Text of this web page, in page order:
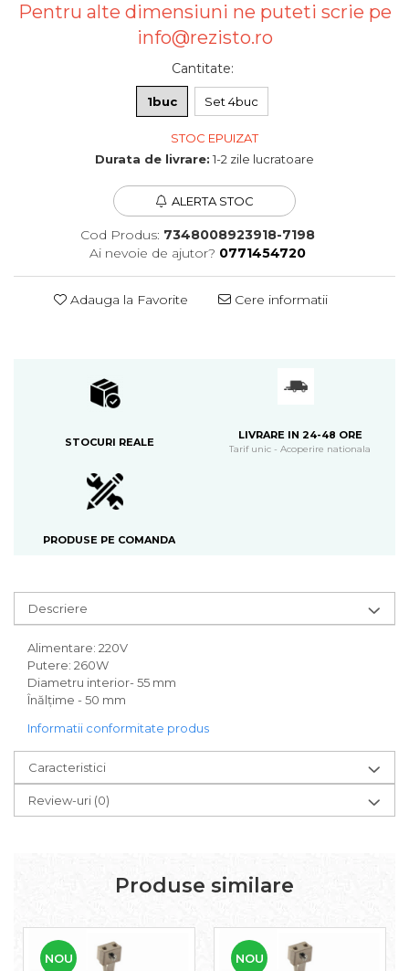
Pentru alte dimensiuni ne puteti scrie pe
info@rezisto.ro
Cantitate:
1buc Set 4buc
STOC EPUIZAT
Durata de livrare: 1-2 zile lucratoare
ALERTA STOC
Cod Produs: 7348008923918-7198
Ai nevoie de ajutor? 0771454720
Adauga la Favorite Cere informatii
STOCURI REALE
LIVRARE IN 24-48 ORE
Tarif unic - Acoperire nationala
PRODUSE PE COMANDA
Descriere
Alimentare: 220V
Putere: 260W
Diametru interior- 55 mm
Înălțime - 50 mm
Informatii conformitate produs
Caracteristici
Review-uri (0)
Produse similare
NOU NOU